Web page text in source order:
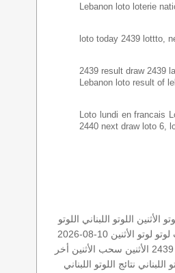
Lebanon loto loterie
loto today 2439 lottto,
2439 result draw 2439
Lebanon loto result of
Loto lundi en francais
2440 next draw loto 6,
الأثنين اللوتو اللبناني اللوتو
لوتو لوتو الأثنين 10-08-2026
2439 الأثنين سحب الأثنين أخر
نتائج اللوتو اللبناني